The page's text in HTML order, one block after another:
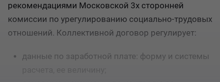
рекомендациями Московской 3х сторонней
комиссии по урегулированию социально-трудовых
отношений. Коллективной договор регулирует:
данные по заработной плате: форму и системы